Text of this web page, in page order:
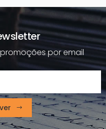
por email